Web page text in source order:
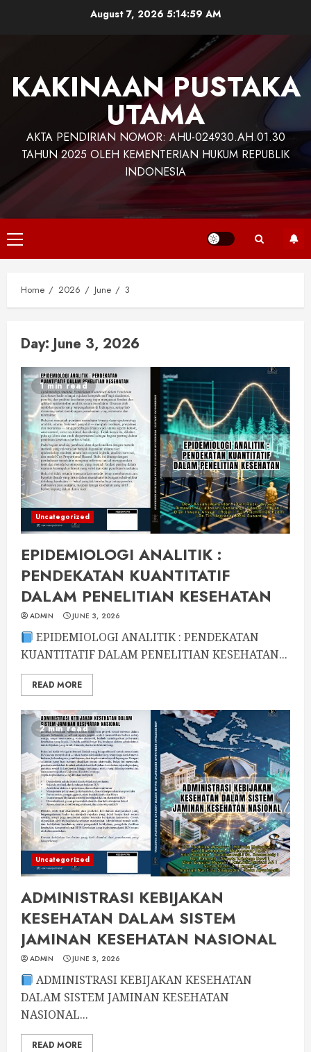
August 7, 2026 5:14:59 AM
KAKINAAN PUSTAKA
UTAMA
AKTA PENDIRIAN NOMOR: AHU-024930.AH.01.30
TAHUN 2025 OLEH KEMENTERIAN HUKUM REPUBLIK
INDONESIA
Primary
Menu
Home 2026 June 3
Day: June 3, 2026
1 min read
Uncategorized
EPIDEMIOLOGI ANALITIK :
PENDEKATAN KUANTITATIF
DALAM PENELITIAN KESEHATAN
ADMIN JUNE 3, 2026
EPIDEMIOLOGI ANALITIK : PENDEKATAN
KUANTITATIF DALAM PENELITIAN KESEHATAN...
READ MORE
2 min read
Uncategorized
ADMINISTRASI KEBIJAKAN
KESEHATAN DALAM SISTEM
JAMINAN KESEHATAN NASIONAL
ADMIN JUNE 3, 2026
ADMINISTRASI KEBIJAKAN KESEHATAN
DALAM SISTEM JAMINAN KESEHATAN
NASIONAL...
READ MORE